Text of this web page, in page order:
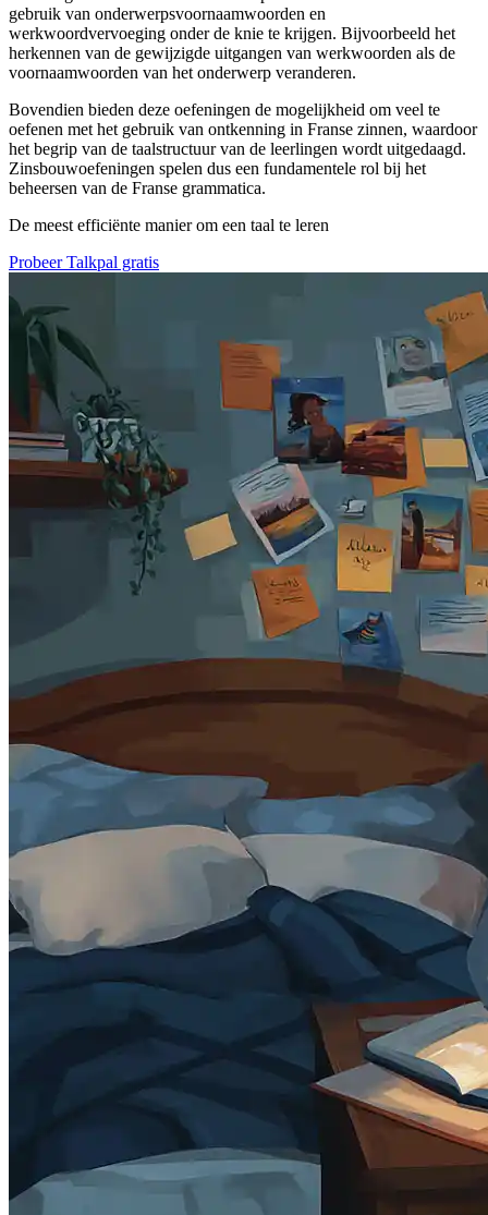
gebruik van onderwerpsvoornaamwoorden en
werkwoordvervoeging onder de knie te krijgen. Bijvoorbeeld het
herkennen van de gewijzigde uitgangen van werkwoorden als de
voornaamwoorden van het onderwerp veranderen.
Bovendien bieden deze oefeningen de mogelijkheid om veel te
oefenen met het gebruik van ontkenning in Franse zinnen, waardoor
het begrip van de taalstructuur van de leerlingen wordt uitgedaagd.
Zinsbouwoefeningen spelen dus een fundamentele rol bij het
beheersen van de Franse grammatica.
De meest efficiënte manier om een taal te leren
Probeer Talkpal gratis